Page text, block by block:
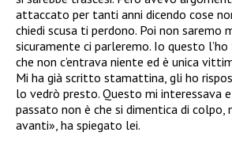
attaccato per tanti anni dicendo cose
chiedi scusa ti perdono. Poi non saremo
sicuramente ci parleremo. Io questo
che non c’entrava niente ed è unica
Mi ha già scritto stamattina, gli ho
lo vedrò presto. Questo mi interessava
passato non è che si dimentica di colpo,
avanti», ha spiegato lei.